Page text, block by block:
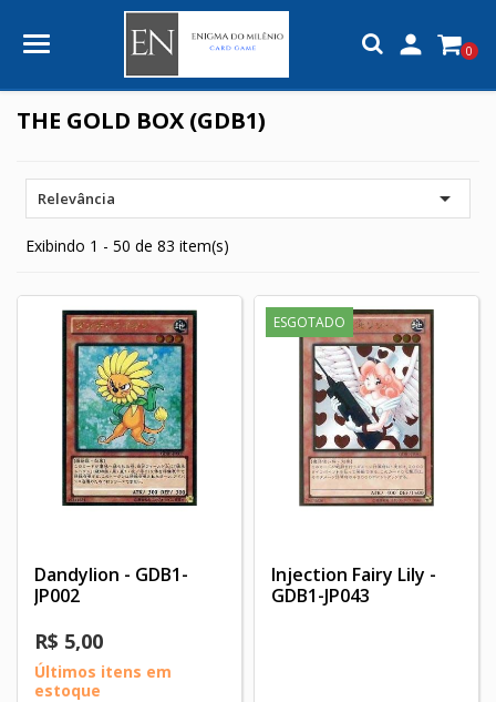
 0
THE GOLD BOX (GDB1)
Relevância 
Exibindo 1 - 50 de 83 item(s)
Dandylion - GDB1-
JP002
R$ 5,00
Últimos itens em
estoque
ESGOTADO
Injection Fairy Lily -
GDB1-JP043